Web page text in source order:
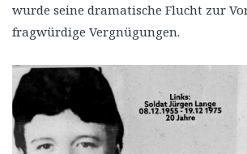
wurde seine dramatische Flucht zur
fragwürdige Vergnügungen.